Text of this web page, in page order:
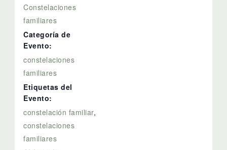
Constelaciones
familiares
Categoría de
Evento:
constelaciones
familiares
Etiquetas del
Evento:
constelación familiar,
constelaciones
familiares